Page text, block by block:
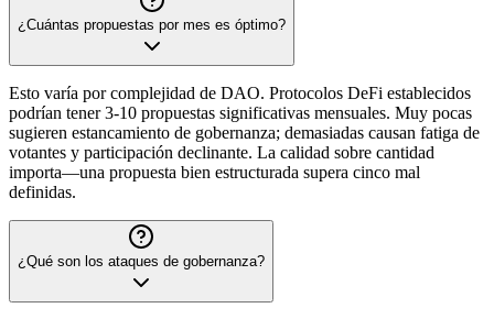
¿Cuántas propuestas por mes es óptimo?
Esto varía por complejidad de DAO. Protocolos DeFi establecidos
podrían tener 3-10 propuestas significativas mensuales. Muy pocas
sugieren estancamiento de gobernanza; demasiadas causan fatiga de
votantes y participación declinante. La calidad sobre cantidad
importa—una propuesta bien estructurada supera cinco mal
definidas.
¿Qué son los ataques de gobernanza?